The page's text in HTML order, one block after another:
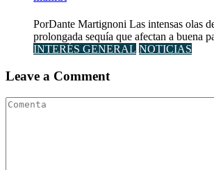
PorDante Martignoni Las intensas olas
prolongada sequía que afectan a buena
INTERÉS GENERAL NOTICIAS
Leave a Comment